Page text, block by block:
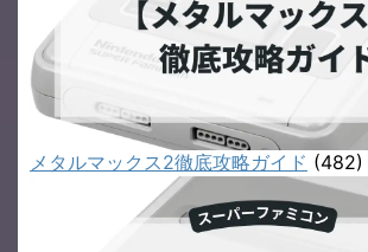
メタルマックス2徹底攻略ガイド (482)